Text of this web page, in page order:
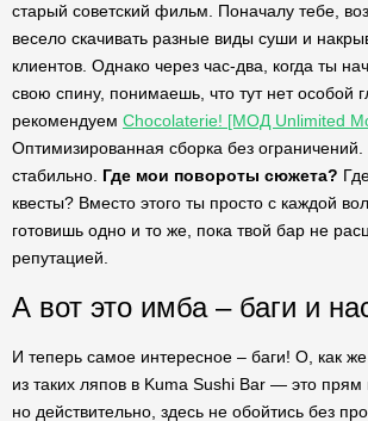
старый советский фильм. Поначалу тебе,
весело скачивать разные виды суши и
клиентов. Однако через час-два, когда ты
свою спину, понимаешь, что тут нет особой
рекомендуем Chocolaterie! [МОД Unlimited
Оптимизированная сборка без ограничений.
стабильно. Где мои повороты сюжета?
квесты? Вместо этого ты просто с каждой
готовишь одно и то же, пока твой бар не
репутацией.
А вот это имба – баги и
И теперь самое интересное – баги! О, как
из таких ляпов в Kuma Sushi Bar — это прям
но действительно, здесь не обойтись без